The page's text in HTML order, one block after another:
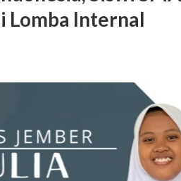
Lomba Internal